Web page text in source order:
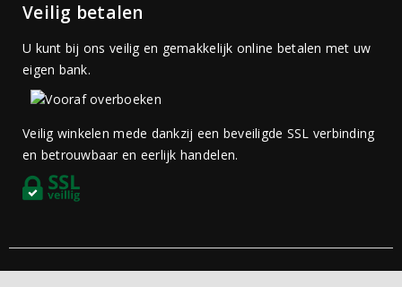
Veilig betalen
U kunt bij ons veilig en gemakkelijk online betalen met uw
eigen bank.
Veilig winkelen mede dankzij een beveiligde SSL verbinding
en betrouwbaar en eerlijk handelen.